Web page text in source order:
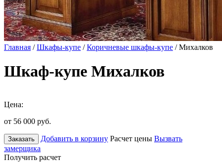
Главная /Шкафы-купе /Коричневые шкафы-купе / Михалков
Шкаф-купе Михалков
Цена:
от 56 000 руб.
Заказать Добавить в корзину Расчет цены Вызвать
замерщика
Получить расчет